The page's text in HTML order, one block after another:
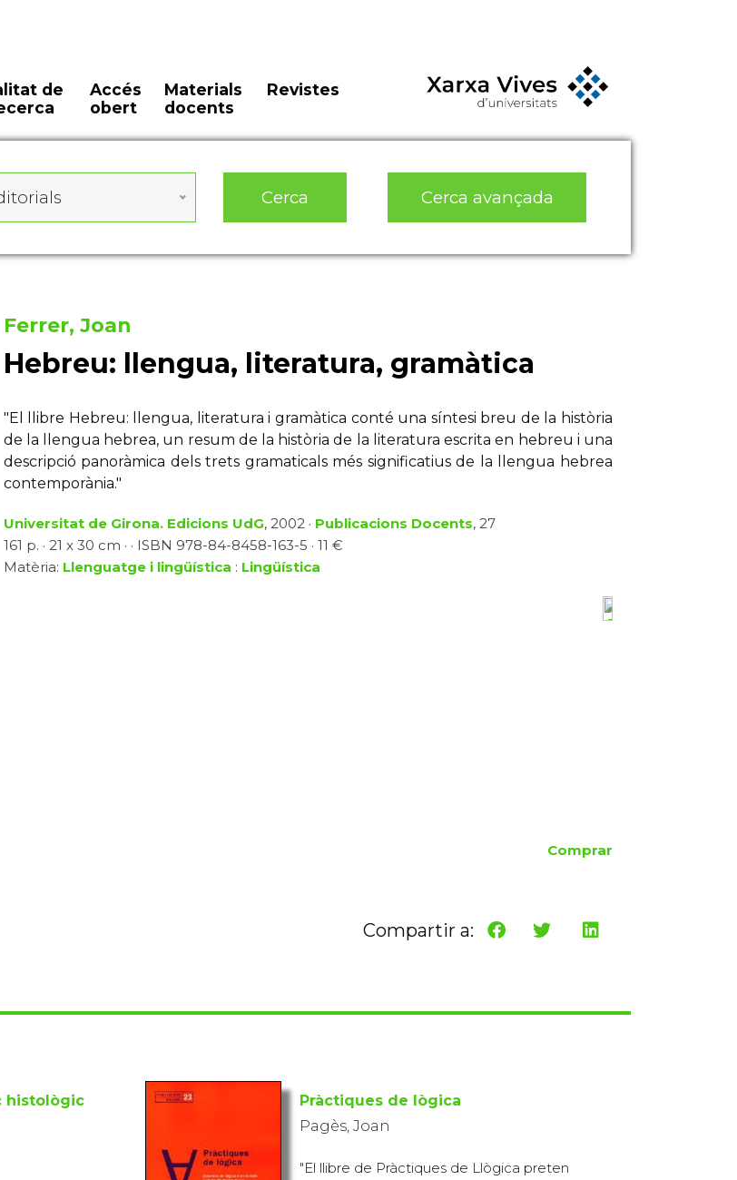
de
Accés
obert
Materials
docents
Revistes
Cerca Cerca avançada
Ferrer, Joan
Hebreu: llengua, literatura, gramàtica
"El llibre Hebreu: llengua, literatura i gramàtica conté una síntesi breu de la història
de la llengua hebrea, un resum de la història de la literatura escrita en hebreu i una
descripció panoràmica dels trets gramaticals més significatius de la llengua hebrea
contemporània."
Universitat de Girona. Edicions UdG, 2002 · Publicacions Docents, 27
161 p. · 21 x 30 cm · · ISBN 978-84-8458-163-5 · 11 €
Matèria: Llenguatge i lingüística : Lingüística
Comprar
Compartir a:
histològic
Pràctiques de lògica
Pagès, Joan
"El llibre de Pràctiques de Llògica preten